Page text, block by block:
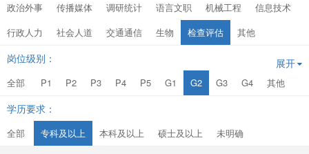
政治外事
传播媒体 调研统计 语言文职 机械工程
信息技术
行政人力
社会人道 交通通信 生物 检查评估 其他
岗位级别：
全部 P1 P2 P3 P4 P5 G1 G2 G3 G4 其他
展开
学历要求：
全部 专科及以上 本科及以上 硕士及以上 未明确